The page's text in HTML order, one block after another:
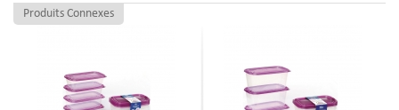
Produits Connexes